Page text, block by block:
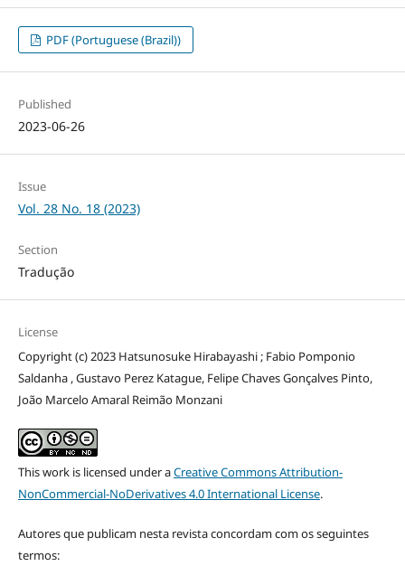
PDF (Portuguese (Brazil))
Published
2023-06-26
Issue
Vol. 28 No. 18 (2023)
Section
Tradução
License
Copyright (c) 2023 Hatsunosuke Hirabayashi ; Fabio Pomponio
Saldanha , Gustavo Perez Katague, Felipe Chaves Gonçalves Pinto,
João Marcelo Amaral Reimão Monzani
This work is licensed under aCreative Commons Attribution-
NonCommercial-NoDerivatives 4.0 International License.
Autores que publicam nesta revista concordam com os seguintes
termos: